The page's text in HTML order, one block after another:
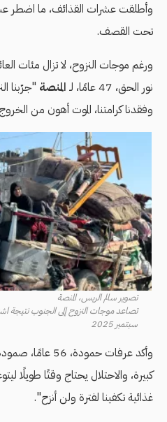
وأطلقت عشرات القذائف، ما اضطر
تحت القصف.
ورغم موجات النزوح، لا تزال مئات
نور الحق، 47 عامًا، لـ
المنصة "جرّبنا
وفقدنا كرامتنا، الموت أهون من
تصوير سالم الريس، المنصة
سبتمبر 2025
وأكد عرفات
كبيرة، والاحتلال يحتاج وقتًا طويلًا
غذائية تكفينا لفترة ولن أنزح".